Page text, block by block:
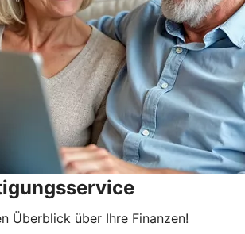
Überblick über Ihre Finanzen!